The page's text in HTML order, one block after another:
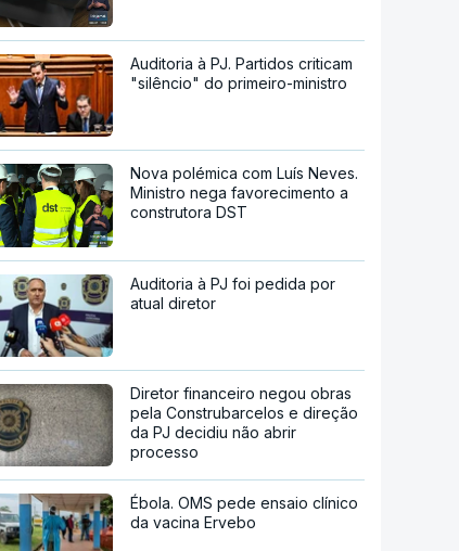
Auditoria à PJ. Partidos criticam
"silêncio" do primeiro-ministro
Nova polémica com Luís Neves.
Ministro nega favorecimento a
construtora DST
Auditoria à PJ foi pedida por
atual diretor
Diretor financeiro negou obras
pela Construbarcelos e direção
da PJ decidiu não abrir
processo
Ébola. OMS pede ensaio clínico
da vacina Ervebo